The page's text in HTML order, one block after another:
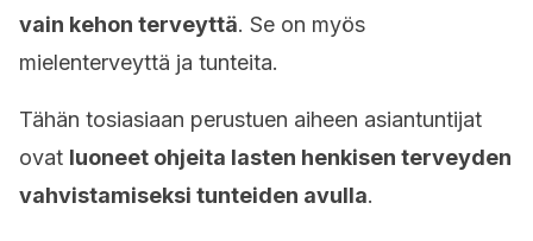
vain kehon terveyttä. Se on myös
mielenterveyttä ja tunteita.
Tähän tosiasiaan perustuen aiheen asiantuntijat
ovat luoneet ohjeita lasten henkisen terveyden
vahvistamiseksi tunteiden avulla.